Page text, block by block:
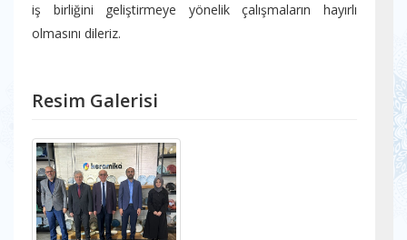
iş birliğini geliştirmeye yönelik çalışmaların hayırlı
olmasını dileriz.
Resim Galerisi